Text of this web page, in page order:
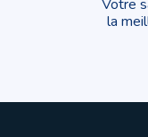
Votre
la